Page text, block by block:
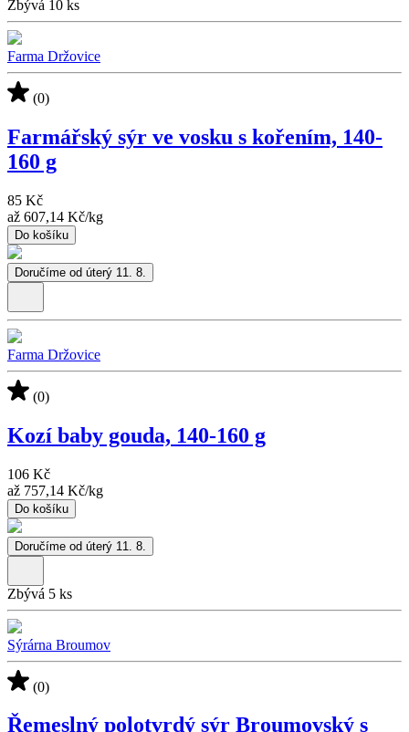
Zbývá 10 ks
Farma Držovice
(0)
Farmářský sýr ve vosku s kořením, 140-
160 g
85 Kč
až 607,14 Kč/kg
Do košíku
Doručíme od úterý 11. 8.
Farma Držovice
(0)
Kozí baby gouda, 140-160 g
106 Kč
až 757,14 Kč/kg
Do košíku
Doručíme od úterý 11. 8.
Zbývá 5 ks
Sýrárna Broumov
(0)
Řemeslný polotvrdý sýr Broumovský s